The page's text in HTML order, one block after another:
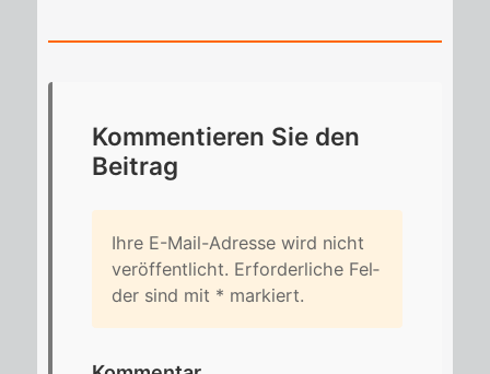
Kom­men­tie­ren Sie den
Bei­trag
Ihre E-Mail-Adres­se wird nicht
ver­öf­fent­licht. Er­for­der­li­che Fel­
der sind mit * mar­kiert.